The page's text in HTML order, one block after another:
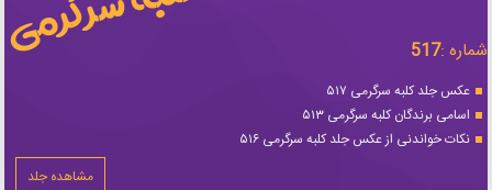
شماره :517
عکس جلد کلبه سرگرمی ۵۱۷
اسامی برندگان کلبه سرگرمی ۵۱۳
نکات خواندنی از عکس جلد کلبه سرگرمی ۵۱۶
مشاهده جلد